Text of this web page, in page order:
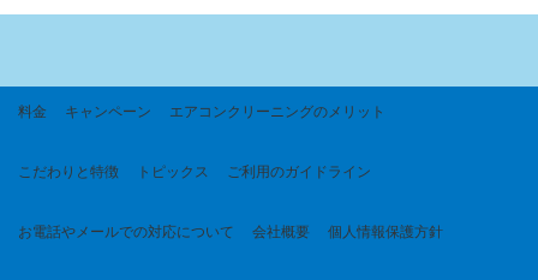
料金 キャンペーン エアコンクリーニングのメリット
こだわりと特徴 トピックス ご利用のガイドライン
お電話やメールでの対応について 会社概要 個人情報保護方針